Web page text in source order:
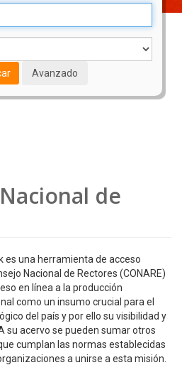
Avanzado
de
es una herramienta de acceso
Nacional de Rectores (CONARE)
en línea a la producción
como un insumo crucial para el
del país y por ello su visibilidad y
su acervo se pueden sumar otros
cumplan las normas establecidas
a unirse a esta misión.